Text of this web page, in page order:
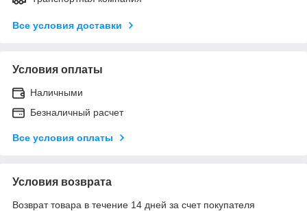
Все условия доставки
Условия оплаты
Наличными
Безналичный расчет
Все условия оплаты
Условия возврата
Возврат товара в течение 14 дней за счет покупателя